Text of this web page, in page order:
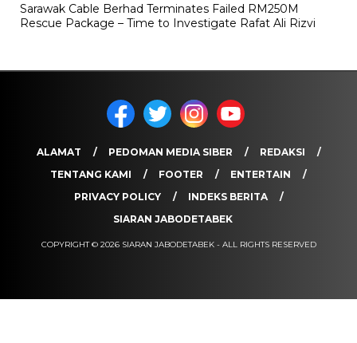
Sarawak Cable Berhad Terminates Failed RM250M
Rescue Package – Time to Investigate Rafat Ali Rizvi
ALAMAT PEDOMAN MEDIA SIBER
REDAKSI
TENTANG KAMI
FOOTER
ENTERTAIN
PRIVACY POLICY
INDEKS BERITA
SIARAN JABODETABEK
COPYRIGHT © 2026 SIARAN JABODETABEK - ALL RIGHTS RESERVED